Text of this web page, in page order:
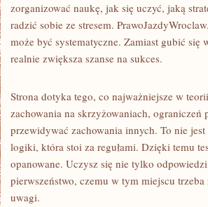
zorganizować naukę, jak się uczyć, jaką
radzić sobie ze stresem.
może być systematyczne. Zamiast gubić
realnie zwiększa szanse na sukces.
Strona dotyka tego, co najważniejsze w
zachowania na skrzyżowaniach,
przewidywać zachowania innych. To nie
logiki, która stoi za regułami. Dzięki temu
opanowane. Uczysz się nie tylko
pierwszeństwo, czemu w tym miejscu
uwagi.